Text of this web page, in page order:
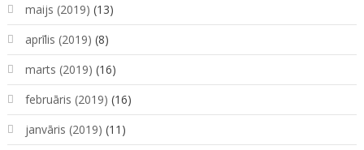
maijs (2019) (13)
aprīlis (2019) (8)
marts (2019) (16)
februāris (2019) (16)
janvāris (2019) (11)